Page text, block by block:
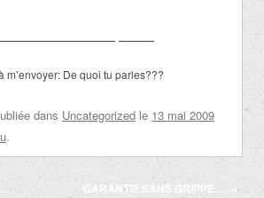
m’envoyer: De quoi tu parles???
dans Uncategorized le 13 mai 2009
.
GARANTIE SANS GRIPPE… →